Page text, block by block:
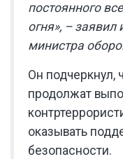
постоянного
огня», –
министра
Он подчеркнул,
продолжат
оказывать
безопасности.